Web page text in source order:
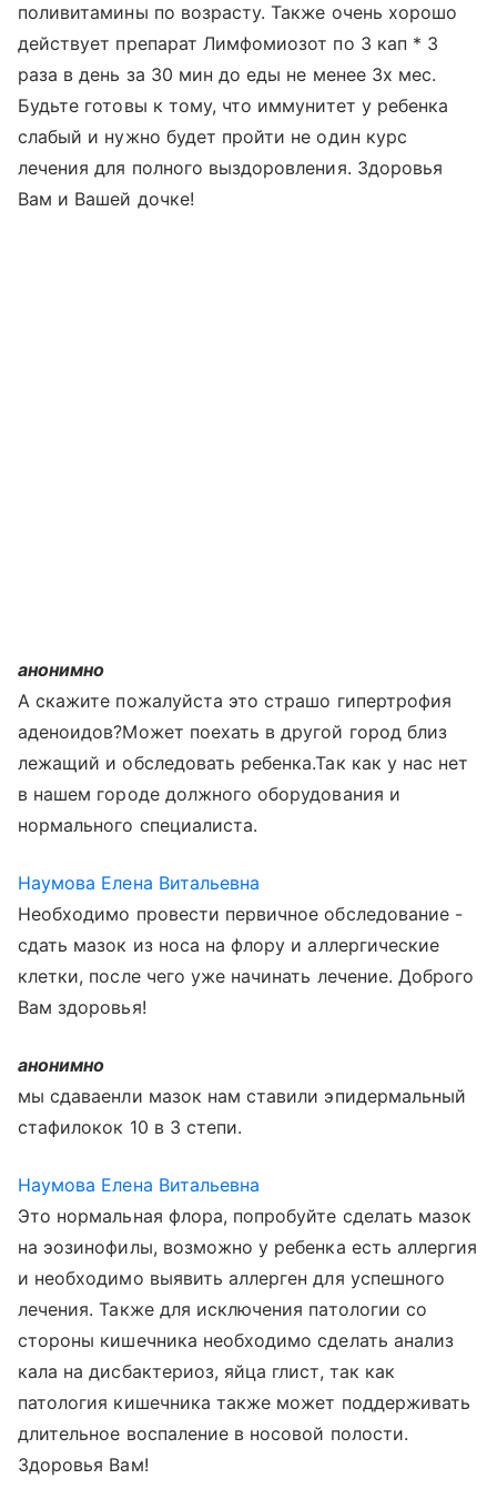
поливитамины по возрасту. Также очень хорошо
действует препарат Лимфомиозот по 3 кап * 3
раза в день за 30 мин до еды не менее 3х мес.
Будьте готовы к тому, что иммунитет у ребенка
слабый и нужно будет пройти не один курс
лечения для полного выздоровления. Здоровья
Вам и Вашей дочке!
анонимно
А скажите пожалуйста это страшо гипертрофия
аденоидов?Может поехать в другой город близ
лежащий и обследовать ребенка.Так как у нас нет
в нашем городе должного оборудования и
нормального специалиста.
Наумова Елена Витальевна
Необходимо провести первичное обследование -
сдать мазок из носа на флору и аллергические
клетки, после чего уже начинать лечение. Доброго
Вам здоровья!
анонимно
мы сдаваенли мазок нам ставили эпидермальный
стафилокок 10 в 3 степи.
Наумова Елена Витальевна
Это нормальная флора, попробуйте сделать мазок
на эозинофилы, возможно у ребенка есть аллергия
и необходимо выявить аллерген для успешного
лечения. Также для исключения патологии со
стороны кишечника необходимо сделать анализ
кала на дисбактериоз, яйца глист, так как
патология кишечника также может поддерживать
длительное воспаление в носовой полости.
Здоровья Вам!